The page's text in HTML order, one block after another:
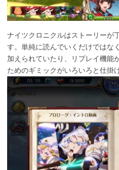
ナイツクロニクルはストーリーが
す。単純に読んでいくだけではな
加えられていたり、リプレイ機能
ためのギミックがいろいろと仕掛